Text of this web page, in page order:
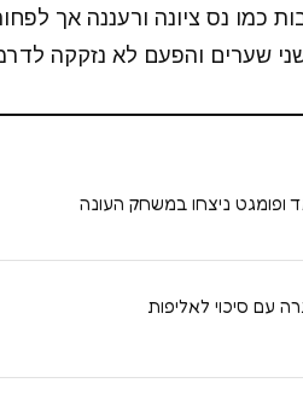
כמו נס ציונה ורעננה אך
שערים והפעם לא נזקקה
ופומגט ניצחו במשחק העונה
עם סיכוי לאליפות